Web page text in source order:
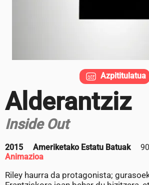
Alderantziz
Inside Out
2015 Ameriketako Estatu Batuak
Animazioa
Riley haurra da protagonista;
Azpititulatua